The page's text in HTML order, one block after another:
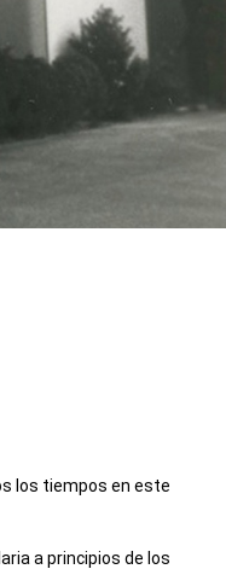
los tiempos en este
a principios de los